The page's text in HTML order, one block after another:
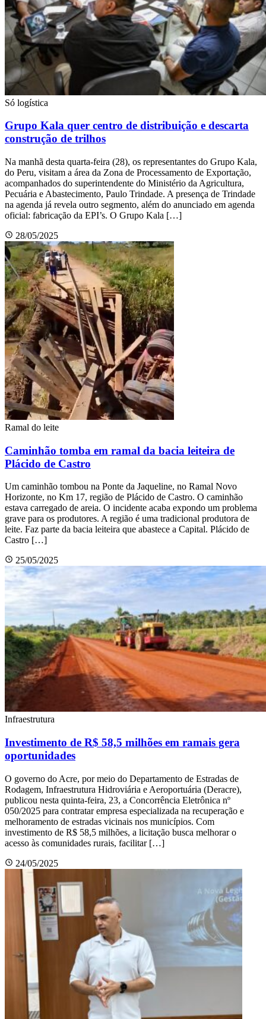
Só logística
Grupo Kala quer centro de distribuição e descarta
construção de trilhos
Na manhã desta quarta-feira (28), os representantes do Grupo Kala,
do Peru, visitam a área da Zona de Processamento de Exportação,
acompanhados do superintendente do Ministério da Agricultura,
Pecuária e Abastecimento, Paulo Trindade. A presença de Trindade
na agenda já revela outro segmento, além do anunciado em agenda
oficial: fabricação da EPI’s. O Grupo Kala […]
28/05/2025
Ramal do leite
Caminhão tomba em ramal da bacia leiteira de
Plácido de Castro
Um caminhão tombou na Ponte da Jaqueline, no Ramal Novo
Horizonte, no Km 17, região de Plácido de Castro. O caminhão
estava carregado de areia. O incidente acaba expondo um problema
grave para os produtores. A região é uma tradicional produtora de
leite. Faz parte da bacia leiteira que abastece a Capital. Plácido de
Castro […]
25/05/2025
Infraestrutura
Investimento de R$ 58,5 milhões em ramais gera
oportunidades
O governo do Acre, por meio do Departamento de Estradas de
Rodagem, Infraestrutura Hidroviária e Aeroportuária (Deracre),
publicou nesta quinta-feira, 23, a Concorrência Eletrônica nº
050/2025 para contratar empresa especializada na recuperação e
melhoramento de estradas vicinais nos municípios. Com
investimento de R$ 58,5 milhões, a licitação busca melhorar o
acesso às comunidades rurais, facilitar […]
24/05/2025